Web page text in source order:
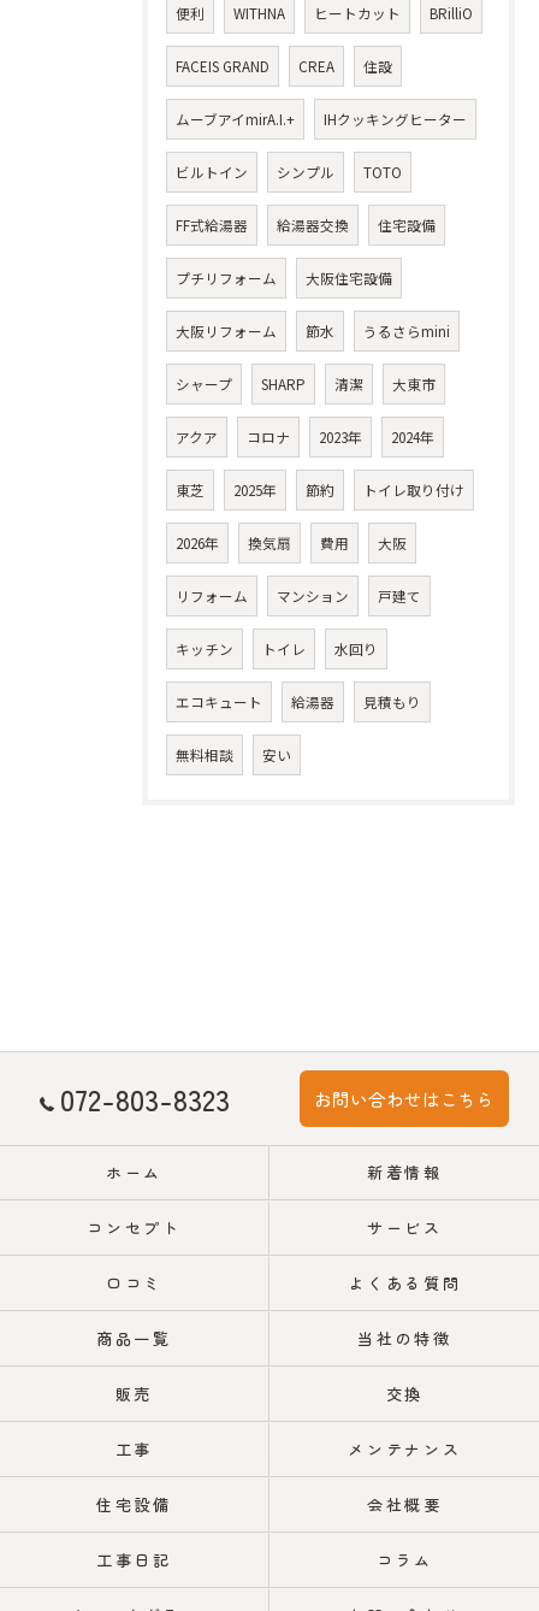
便利 WITHNA ヒートカット BRilliO
FACEIS GRAND CREA 住設
ムーブアイmirA.I.+ IHクッキングヒーター
ビルトイン シンプル TOTO
FF式給湯器 給湯器交換 住宅設備
プチリフォーム 大阪住宅設備
大阪リフォーム 節水 うるさらmini
シャープ SHARP 清潔 大東市
アクア コロナ 2023年 2024年
東芝 2025年 節約 トイレ取り付け
2026年 換気扇 費用 大阪
リフォーム マンション 戸建て
キッチン トイレ 水回り
エコキュート 給湯器 見積もり
無料相談 安い
072-803-8323 お問い合わせはこちら
ホーム 新着情報
コンセプト サービス
口コミ よくある質問
商品一覧 当社の特徴
販売 交換
工事 メンテナンス
住宅設備 会社概要
工事日記 コラム